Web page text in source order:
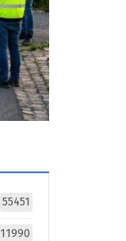
55451
11990